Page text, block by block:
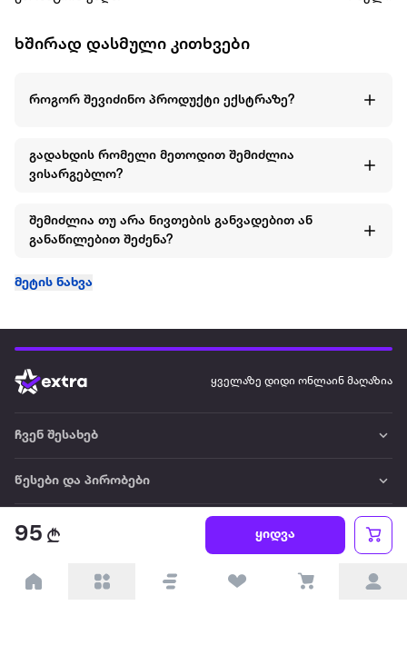
95 ყიდვა
ხშირად დასმული კითხვები
როგორ შევიძინო პროდუქტი ექსტრაზე?
გადახდის რომელი მეთოდით შემიძლია
ვისარგებლო?
შემიძლია თუ არა ნივთების განვადებით ან
განაწილებით შეძენა?
მეტის ნახვა
ყველაზე დიდი ონლაინ მაღაზია
ჩვენ შესახებ
წესები და პირობები
პარტნიორებისთვის
ტრენდული